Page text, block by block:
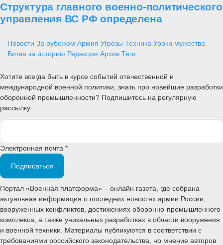
Структура главного военно-политического
управления ВС РФ определена
Новости За рубежом Армия Угрозы Техника Уроки мужества
Битва за историю Редакция Архив Теги
Хотите всегда быть в курсе событий отечественной и
международной военной политики, знать про новейшие разработки
оборонной промышленности? Подпишитесь на регулярную
рассылку
Электронная почта *
Подписаться
Портал «Военная платформа» – онлайн газета, где собрана
актуальная информация о последних новостях армии России,
вооруженных конфликтов, достижениях оборонно-промышленного
комплекса, а также уникальных разработках в области вооружения
и военной техники. Материалы публикуются в соответствии с
требованиями российского законодательства, но мнение авторов